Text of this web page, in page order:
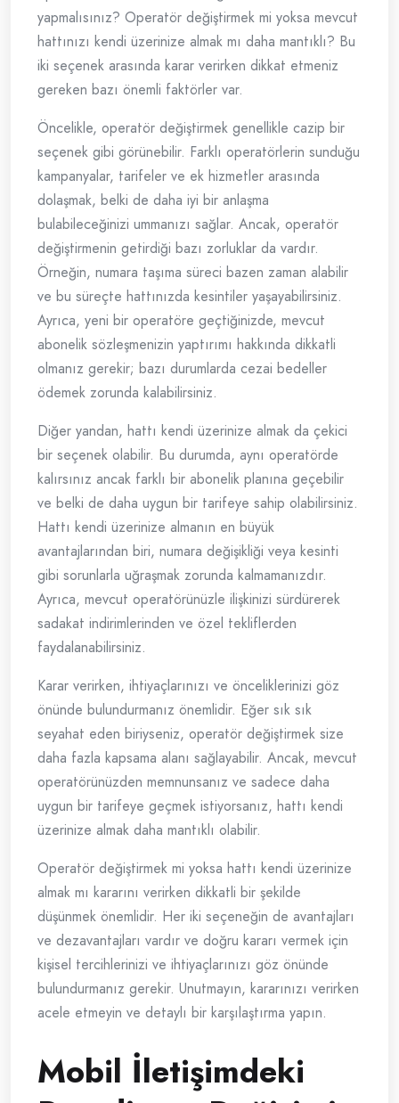
yapmalısınız? Operatör değiştirmek mi yoksa mevcut
hattınızı kendi üzerinize almak mı daha mantıklı? Bu
iki seçenek arasında karar verirken dikkat etmeniz
gereken bazı önemli faktörler var.
Öncelikle, operatör değiştirmek genellikle cazip bir
seçenek gibi görünebilir. Farklı operatörlerin sunduğu
kampanyalar, tarifeler ve ek hizmetler arasında
dolaşmak, belki de daha iyi bir anlaşma
bulabileceğinizi ummanızı sağlar. Ancak, operatör
değiştirmenin getirdiği bazı zorluklar da vardır.
Örneğin, numara taşıma süreci bazen zaman alabilir
ve bu süreçte hattınızda kesintiler yaşayabilirsiniz.
Ayrıca, yeni bir operatöre geçtiğinizde, mevcut
abonelik sözleşmenizin yaptırımı hakkında dikkatli
olmanız gerekir; bazı durumlarda cezai bedeller
ödemek zorunda kalabilirsiniz.
Diğer yandan, hattı kendi üzerinize almak da çekici
bir seçenek olabilir. Bu durumda, aynı operatörde
kalırsınız ancak farklı bir abonelik planına geçebilir
ve belki de daha uygun bir tarifeye sahip olabilirsiniz.
Hattı kendi üzerinize almanın en büyük
avantajlarından biri, numara değişikliği veya kesinti
gibi sorunlarla uğraşmak zorunda kalmamanızdır.
Ayrıca, mevcut operatörünüzle ilişkinizi sürdürerek
sadakat indirimlerinden ve özel tekliflerden
faydalanabilirsiniz.
Karar verirken, ihtiyaçlarınızı ve önceliklerinizi göz
önünde bulundurmanız önemlidir. Eğer sık sık
seyahat eden biriyseniz, operatör değiştirmek size
daha fazla kapsama alanı sağlayabilir. Ancak, mevcut
operatörünüzden memnunsanız ve sadece daha
uygun bir tarifeye geçmek istiyorsanız, hattı kendi
üzerinize almak daha mantıklı olabilir.
Operatör değiştirmek mi yoksa hattı kendi üzerinize
almak mı kararını verirken dikkatli bir şekilde
düşünmek önemlidir. Her iki seçeneğin de avantajları
ve dezavantajları vardır ve doğru kararı vermek için
kişisel tercihlerinizi ve ihtiyaçlarınızı göz önünde
bulundurmanız gerekir. Unutmayın, kararınızı verirken
acele etmeyin ve detaylı bir karşılaştırma yapın.
Mobil İletişimdeki